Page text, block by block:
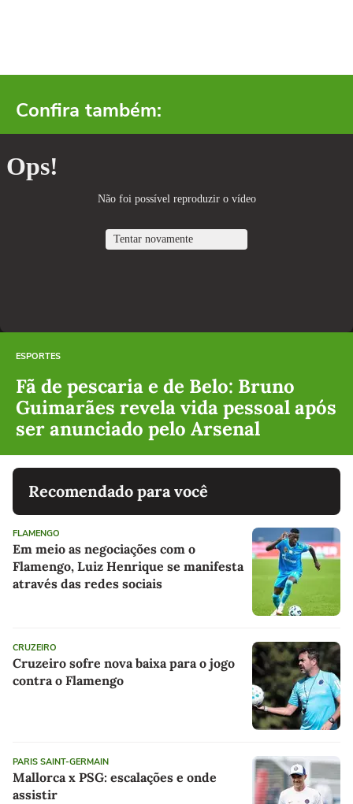
Confira também:
ESPORTES
Fã de pescaria e de Belo: Bruno
Guimarães revela vida pessoal após
ser anunciado pelo Arsenal
Recomendado para você
FLAMENGO
Em meio as negociações com o
Flamengo, Luiz Henrique se manifesta
através das redes sociais
CRUZEIRO
Cruzeiro sofre nova baixa para o jogo
contra o Flamengo
PARIS SAINT-GERMAIN
Mallorca x PSG: escalações e onde
assistir